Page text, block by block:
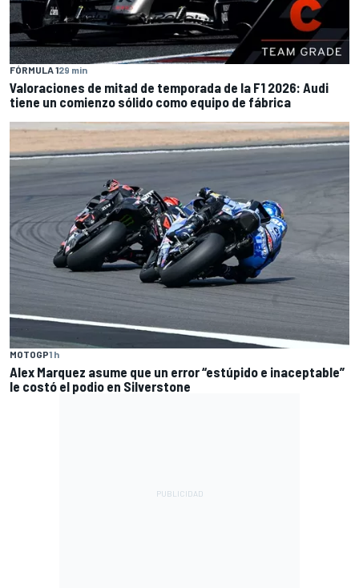
FÓRMULA 129 min
Valoraciones de mitad de temporada de la F1 2026: Audi
tiene un comienzo sólido como equipo de fábrica
MOTOGP1 h
Alex Marquez asume que un error “estúpido e inaceptable”
le costó el podio en Silverstone